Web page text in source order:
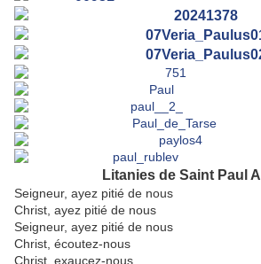
Litanies de Saint Paul
Seigneur, ayez pitié de nous
Christ, ayez pitié de nous
Seigneur, ayez pitié de nous
Christ, écoutez-nous
Christ, exaucez-nous